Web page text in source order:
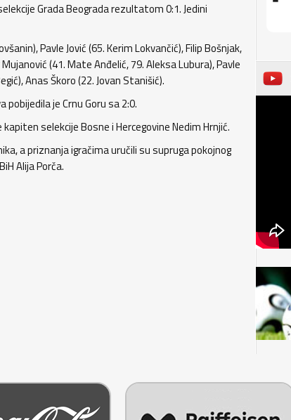
Grada Beograda rezultatom 0:1. Jedini
Pavle Jović (65. Kerim Lokvančić), Filip Bošnjak,
(41. Mate Anđelić, 79. Aleksa Lubura), Pavle
Anas Škoro (22. Jovan Stanišić).
je Crnu Goru sa 2:0.
selekcije Bosne i Hercegovine Nedim Hrnjić.
a priznanja igračima uručili su supruga pokojnog
Alija Porča.